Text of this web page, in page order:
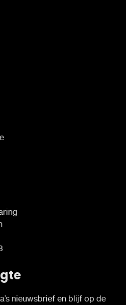
nieuwsbrief en blijf op de